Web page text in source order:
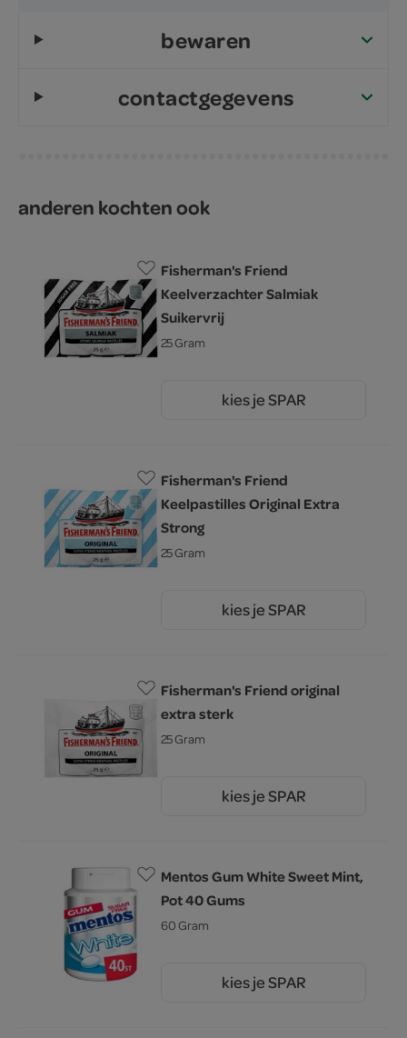
bewaren
contactgegevens
anderen kochten ook
Fisherman's Friend
Keelverzachter Salmiak
Suikervrij
25 Gram
kies je SPAR
Fisherman's Friend
Keelpastilles Original Extra
Strong
25 Gram
kies je SPAR
Fisherman's Friend original
extra sterk
25 Gram
kies je SPAR
Mentos Gum White Sweet Mint,
Pot 40 Gums
60 Gram
kies je SPAR